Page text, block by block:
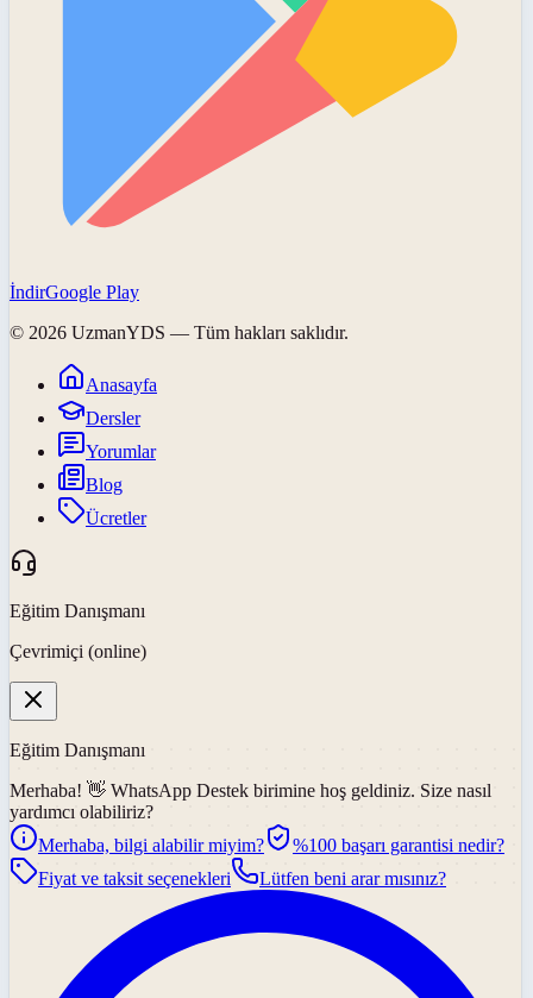
İndirGoogle Play
© 2026 UzmanYDS — Tüm hakları saklıdır.
Anasayfa
Dersler
Yorumlar
Blog
Ücretler
Eğitim Danışmanı
Çevrimiçi (online)
Eğitim Danışmanı
Merhaba! 👋 WhatsApp Destek birimine hoş geldiniz. Size nasıl
yardımcı olabiliriz?
Merhaba, bilgi alabilir miyim?
%100 başarı garantisi nedir?
Fiyat ve taksit seçenekleri
Lütfen beni arar mısınız?